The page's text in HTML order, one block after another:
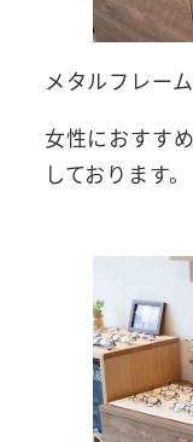
メタルフレー
女性におすす
しております。